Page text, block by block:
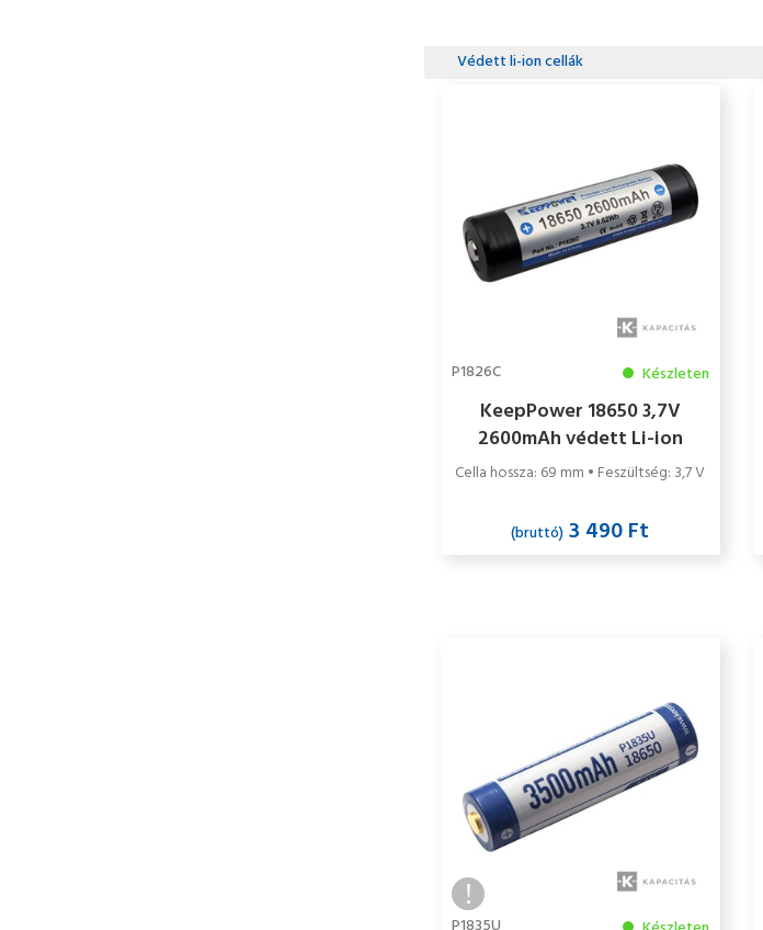
Védett li-ion cellák
P1826C Készleten
KeepPower 18650 3,7V
2600mAh védett Li-ion
akkumulátor
Cella hossza: 69 mm • Feszültség: 3,7 V
(bruttó) 3 490 Ft